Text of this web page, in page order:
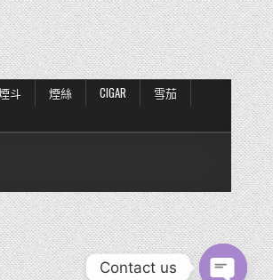
斗 煙絲 CIGAR 雪茄
Contact us